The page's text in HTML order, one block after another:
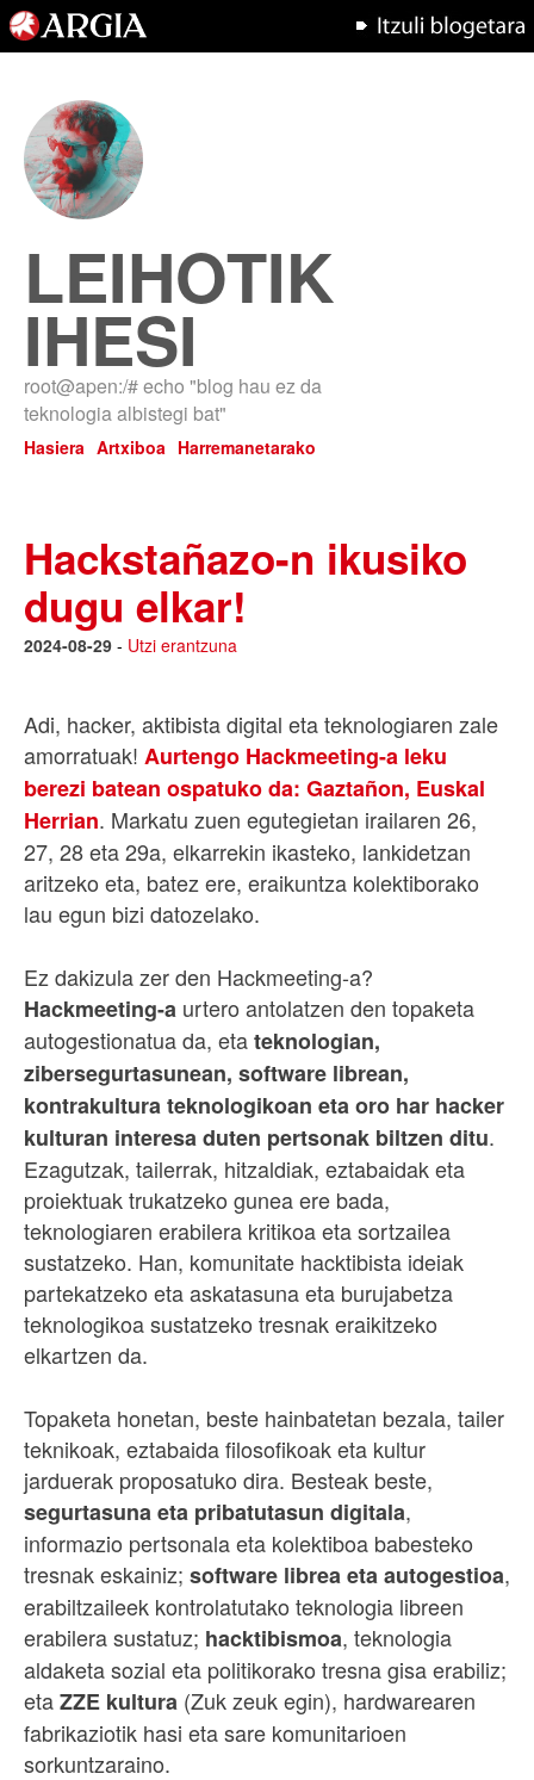
LEIHOTIK
IHESI
root@apen:/# echo "blog hau ez da
teknologia albistegi bat"
Hasiera Artxiboa Harremanetarako
Hackstañazo-n ikusiko
dugu elkar!
2024-08-29 - Utzi erantzuna
Adi, hacker, aktibista digital eta teknologiaren zale
amorratuak! Aurtengo Hackmeeting-a leku
berezi batean ospatuko da: Gaztañon, Euskal
Herrian. Markatu zuen egutegietan irailaren 26,
27, 28 eta 29a, elkarrekin ikasteko, lankidetzan
aritzeko eta, batez ere, eraikuntza kolektiborako
lau egun bizi datozelako.
Ez dakizula zer den Hackmeeting-a?
Hackmeeting-a urtero antolatzen den topaketa
autogestionatua da, etateknologian,
zibersegurtasunean, software librean,
kontrakultura teknologikoan eta oro har hacker
kulturan interesa duten pertsonak biltzen ditu.
Ezagutzak, tailerrak, hitzaldiak, eztabaidak eta
proiektuak trukatzeko gunea ere bada,
teknologiaren erabilera kritikoa eta sortzailea
sustatzeko. Han, komunitate hacktibista ideiak
partekatzeko eta askatasuna eta burujabetza
teknologikoa sustatzeko tresnak eraikitzeko
elkartzen da.
Topaketa honetan, beste hainbatetan bezala, tailer
teknikoak, eztabaida filosofikoak eta kultur
jarduerak proposatuko dira. Besteak beste,
segurtasuna eta pribatutasun digitala,
informazio pertsonala eta kolektiboa babesteko
tresnak eskainiz; software librea eta autogestioa,
erabiltzaileek kontrolatutako teknologia libreen
erabilera sustatuz; hacktibismoa, teknologia
aldaketa sozial eta politikorako tresna gisa erabiliz;
etaZZE kultura (Zuk zeuk egin), hardwarearen
fabrikaziotik hasi eta sare komunitarioen
sorkuntzaraino.